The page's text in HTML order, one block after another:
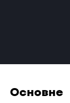
Основне